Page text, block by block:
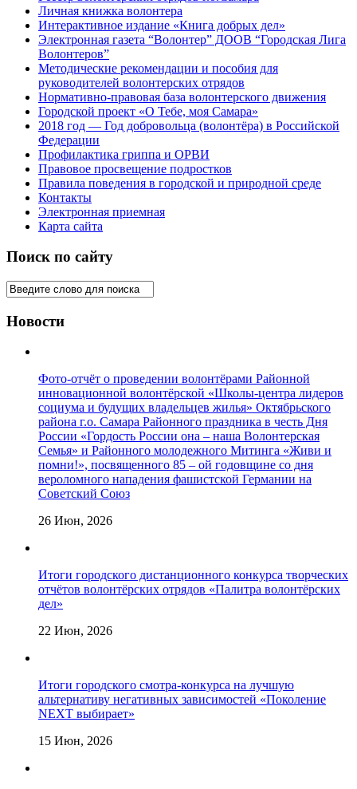
Личная книжка волонтера
Интерактивное издание «Книга добрых дел»
Электронная газета “Волонтер” ДООВ “Городская Лига
Волонтеров”
Методические рекомендации и пособия для
руководителей волонтерских отрядов
Нормативно-правовая база волонтерского движения
Городской проект «О Тебе, моя Самара»
2018 год — Год добровольца (волонтёра) в Российской
Федерации
Профилактика гриппа и ОРВИ
Правовое просвещение подростков
Правила поведения в городской и природной среде
Контакты
Электронная приемная
Карта сайта
Поиск по сайту
Новости
Фото-отчёт о проведении волонтёрами Районной
инновационной волонтёрской «Школы-центра лидеров
социума и будущих владельцев жилья» Октябрьского
района г.о. Самара Районного праздника в честь Дня
России «Гордость России она – наша Волонтерская
Семья» и Районного молодежного Митинга «Живи и
помни!», посвященного 85 – ой годовщине со дня
вероломного нападения фашистской Германии на
Советский Союз
26 Июн, 2026
Итоги городского дистанционного конкурса творческих
отчётов волонтёрских отрядов «Палитра волонтёрских
дел»
22 Июн, 2026
Итоги городского смотра-конкурса на лучшую
альтернативу негативных зависимостей «Поколение
NEXT выбирает»
15 Июн, 2026